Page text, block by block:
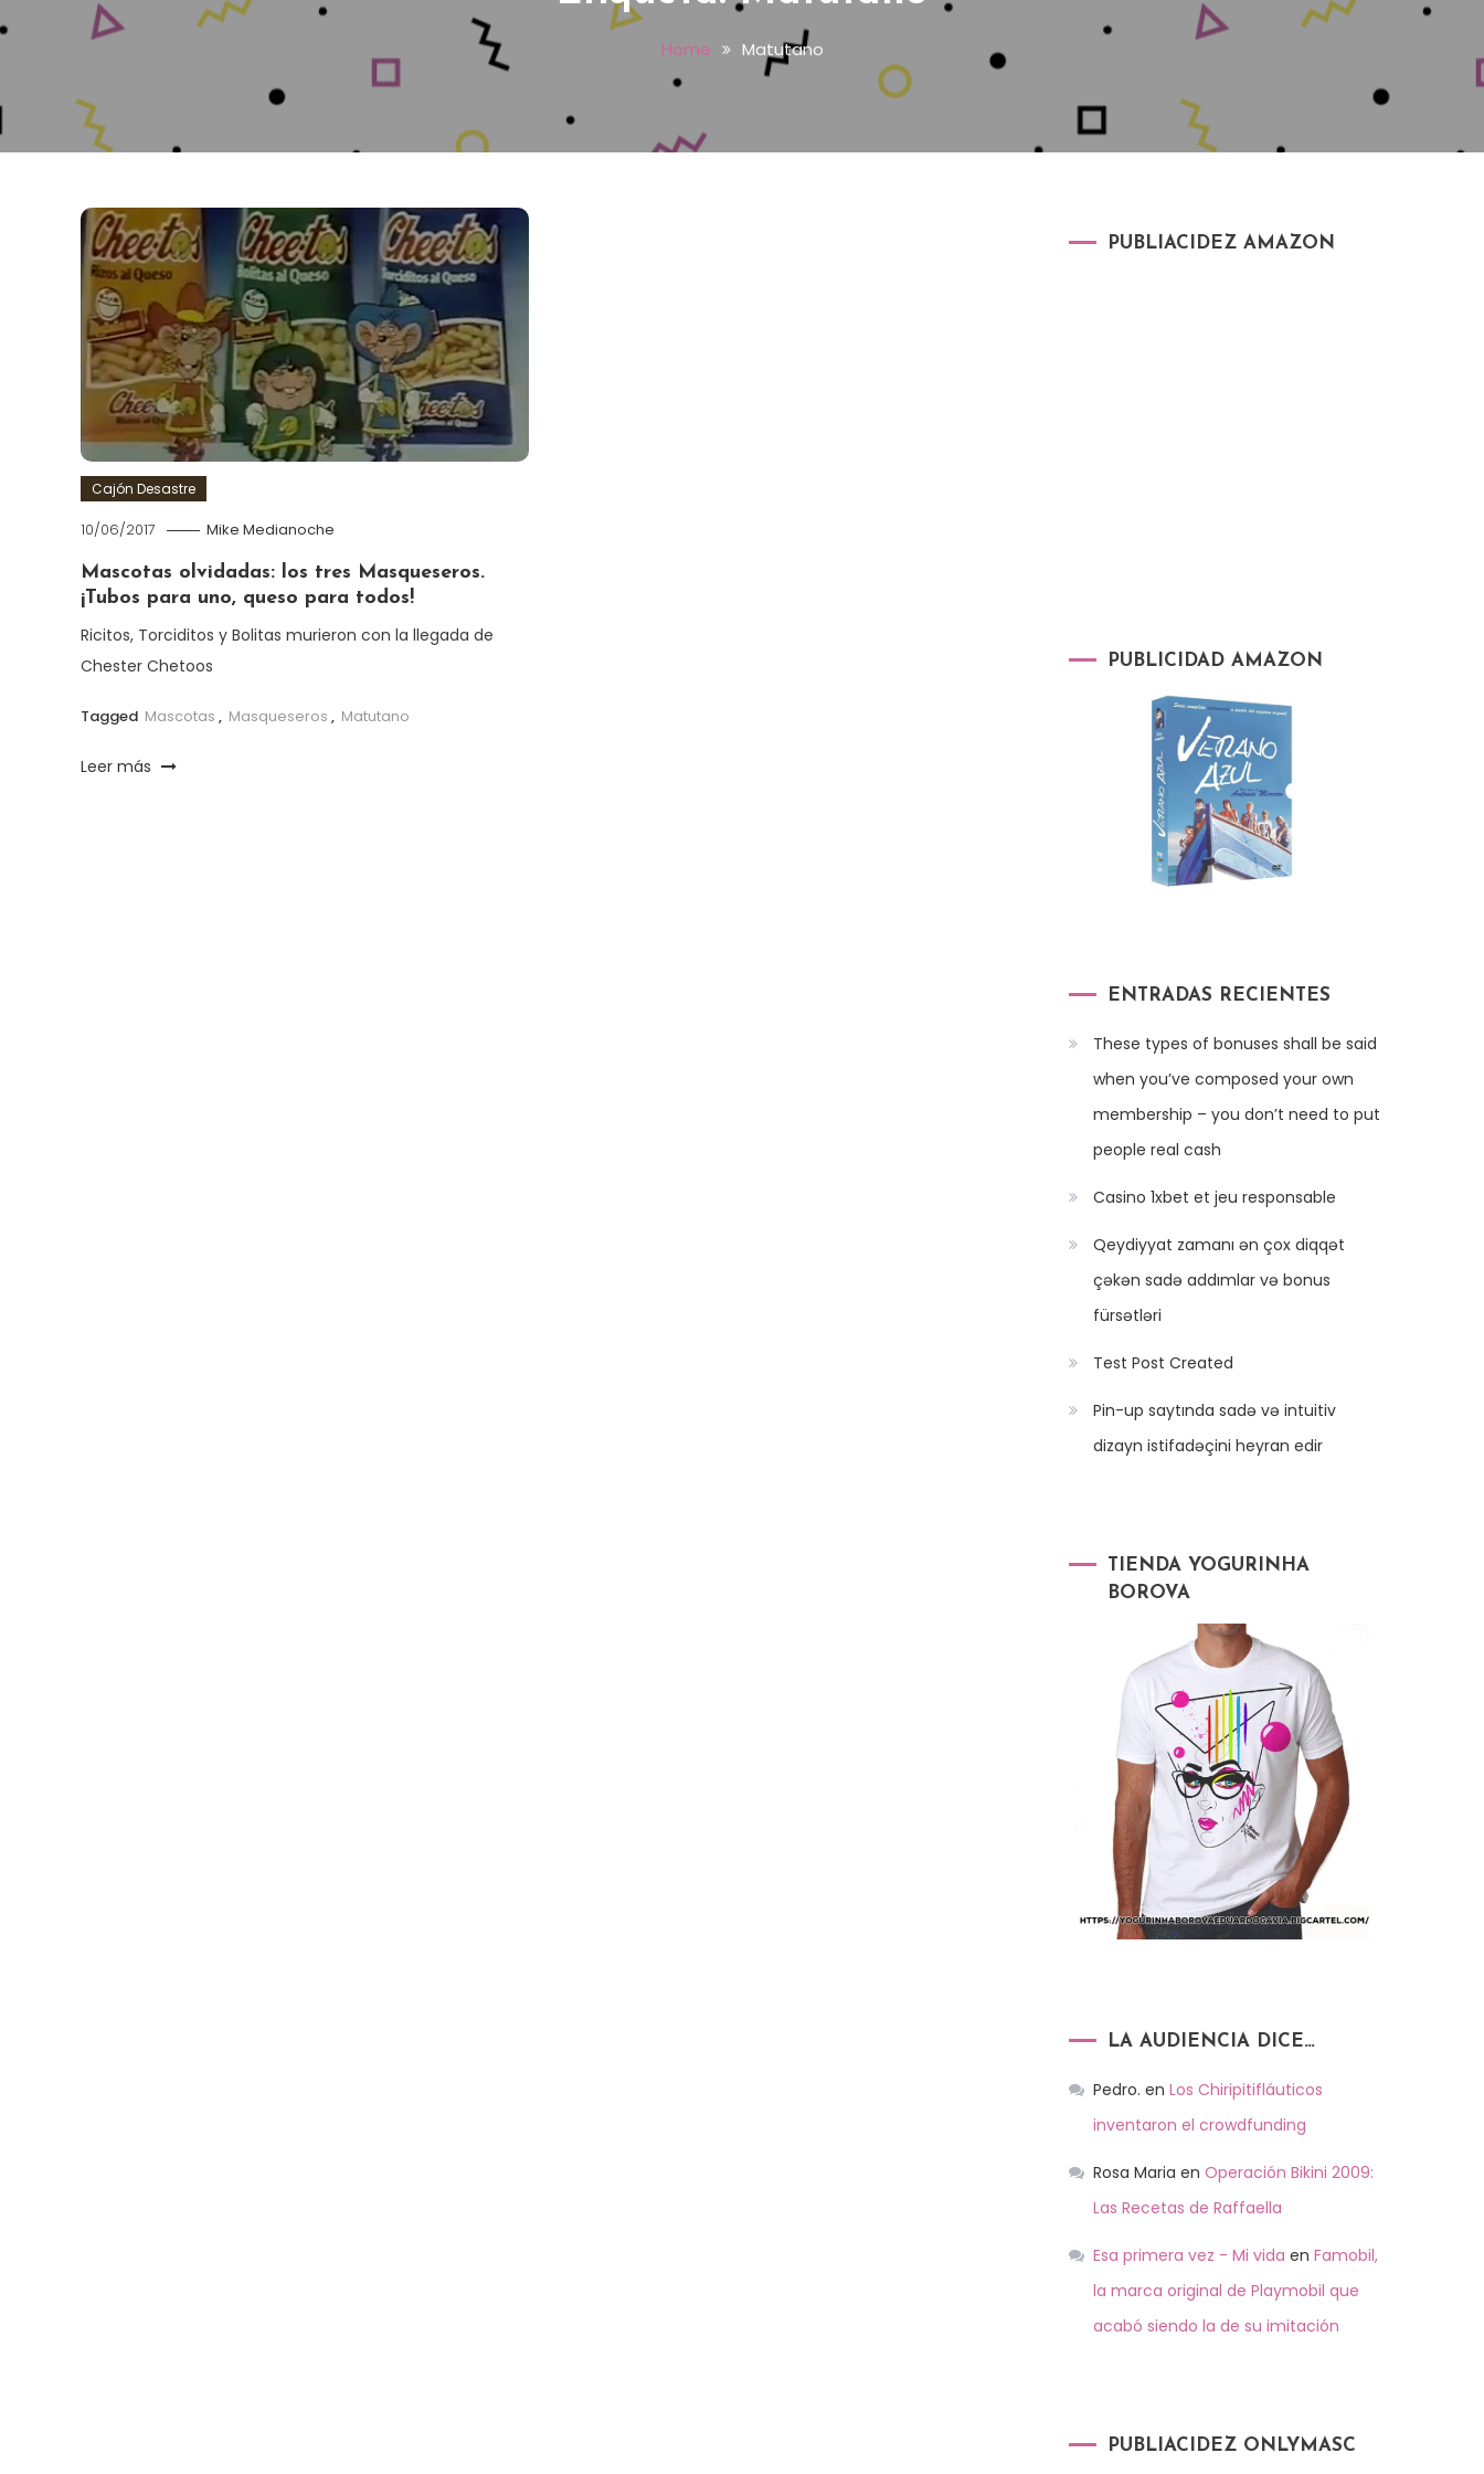
Home Matutano
Cajón Desastre
10/06/2017 Mike Medianoche
Mascotas olvidadas: los tres Masqueseros.
¡Tubos para uno, queso para todos!
Ricitos, Torciditos y Bolitas murieron con la llegada de
Chester Chetoos
Tagged Mascotas , Masqueseros , Matutano
Leer más
PUBLIACIDEZ AMAZON
PUBLICIDAD AMAZON
ENTRADAS RECIENTES
These types of bonuses shall be said
when you’ve composed your own
membership – you don’t need to put
people real cash
Casino 1xbet et jeu responsable
Qeydiyyat zamanı ən çox diqqət
çəkən sadə addımlar və bonus
fürsətləri
Test Post Created
Pin-up saytında sadə və intuitiv
dizayn istifadəçini heyran edir
TIENDA YOGURINHA
BOROVA
LA AUDIENCIA DICE…
Pedro. en Los Chiripitifláuticos
inventaron el crowdfunding
Rosa Maria en Operación Bikini 2009:
Las Recetas de Raffaella
Esa primera vez - Mi vida en Famobil,
la marca original de Playmobil que
acabó siendo la de su imitación
PUBLIACIDEZ ONLYMASC